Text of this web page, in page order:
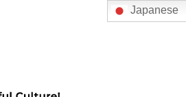
Japanese